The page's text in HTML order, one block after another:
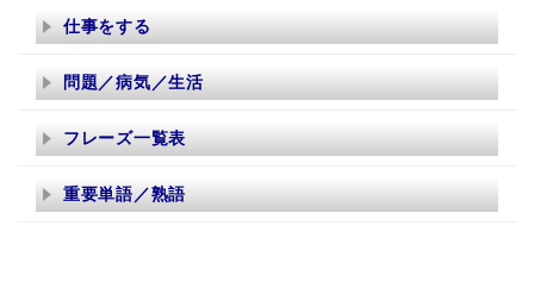
仕事をする
問題／病気／生活
フレーズ一覧表
重要単語／熟語